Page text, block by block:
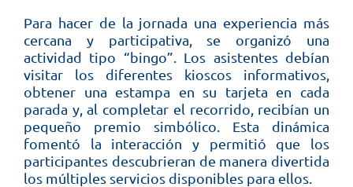
Para hacer de la jornada una experiencia más
cercana y participativa, se organizó una
actividad tipo “bingo”. Los asistentes debían
visitar los diferentes kioscos informativos,
obtener una estampa en su tarjeta en cada
parada y, al completar el recorrido, recibían un
pequeño premio simbólico. Esta dinámica
fomentó la interacción y permitió que los
participantes descubrieran de manera divertida
los múltiples servicios disponibles para ellos.